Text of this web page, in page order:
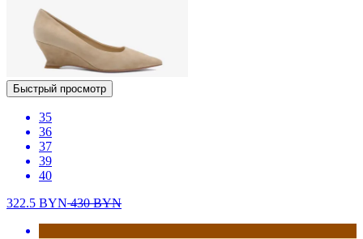
Быстрый просмотр
35
36
37
39
40
322.5 BYN430BYN